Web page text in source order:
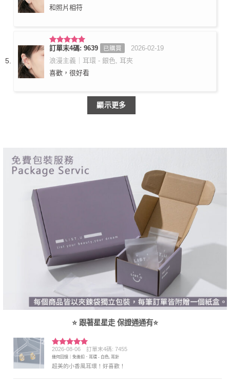
和照片相符
評分5滿
分 5
訂單末4碼: 9639 已購買
2026-02-19
浪漫主義｜耳環 - 銀色, 耳夾
喜歡，很好看
顯示更多
⭐ 跟著星星走 保證通通有⭐
評分5 滿
分 5
2026-08-06 訂單末4碼: 7455
幾何回憶｜免後扣．耳環 - 白色, 耳針
超美的小香風耳環！好喜歡！